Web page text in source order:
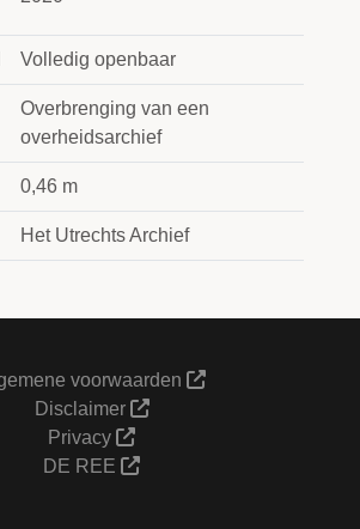
Volledig openbaar
Overbrenging van een
overheidsarchief
0,46 m
Het Utrechts Archief
voorwaarden
Disclaimer
Privacy
DE REE